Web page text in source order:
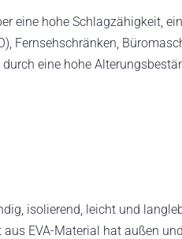
eine hohe Schlagzähigkeit,
Fernsehschränken,
eine hohe
isolierend, leicht und
EVA-Material hat außen